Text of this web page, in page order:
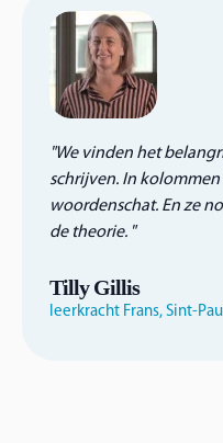
"We vinden het
schrijven. In
woordenschat. En ze
de theorie. "
Tilly Gillis
leerkracht Frans, Sint-